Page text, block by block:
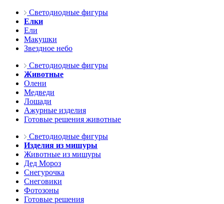
Светодиодные фигуры
Елки
Ели
Макушки
Звездное небо
Светодиодные фигуры
Животные
Олени
Медведи
Лошади
Ажурные изделия
Готовые решения животные
Светодиодные фигуры
Изделия из мишуры
Животные из мишуры
Дед Мороз
Снегурочка
Снеговики
Фотозоны
Готовые решения